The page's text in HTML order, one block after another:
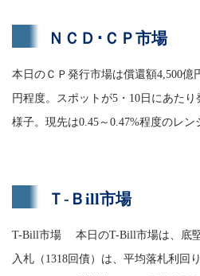
ＮＣＤ･ＣＰ市場
本日のＣＰ発行市場は償還額4,500億
円程度。スポットが5・10日にあた
様子。現先は0.45～0.47%程度のレン
Ｔ-Ｂill市場
T-Bill市場 本日のT-Bill市場は、底
入札（1318回債）は、平均落札利回